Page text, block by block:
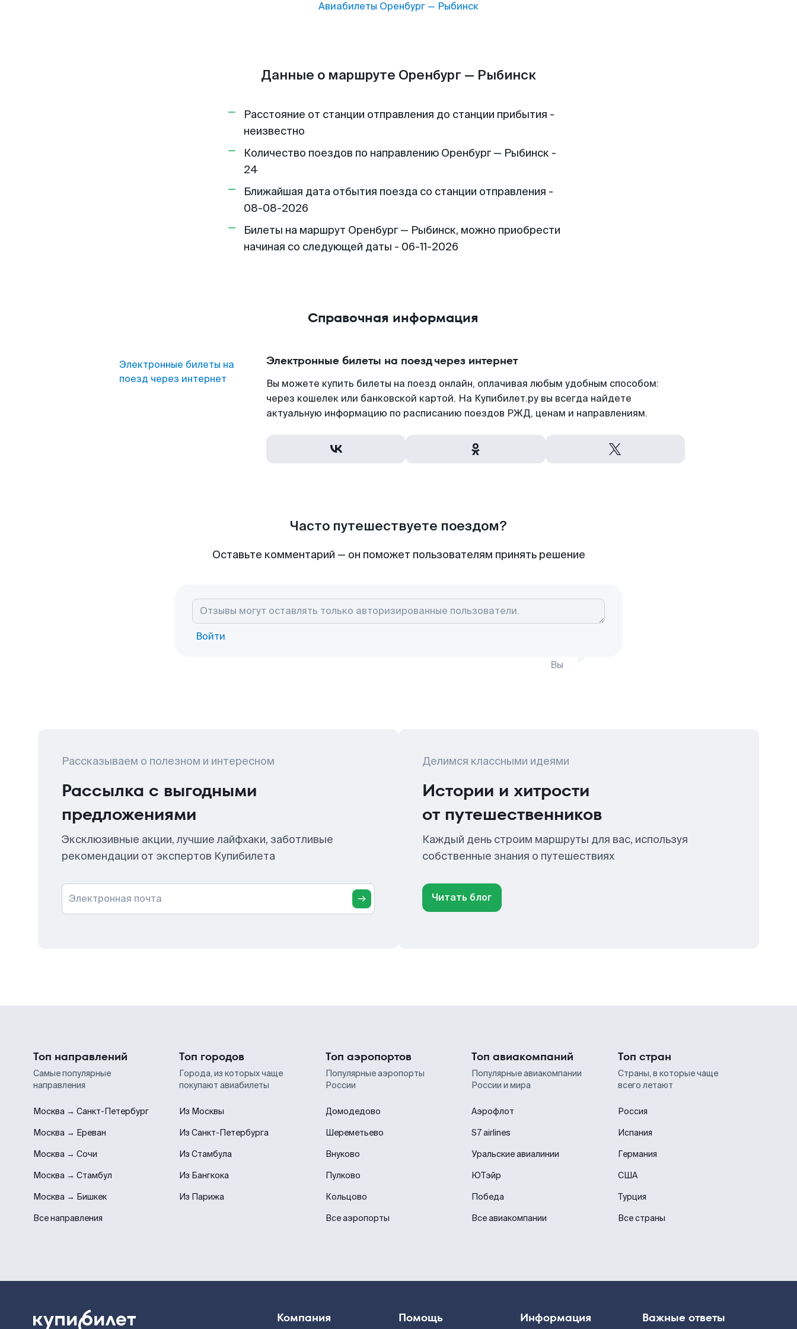
Авиабилеты Оренбург — Рыбинск
Данные о маршруте Оренбург — Рыбинск
Расстояние от станции отправления до станции прибытия -
неизвестно
Количество поездов по направлению Оренбург — Рыбинск -
24
Ближайшая дата отбытия поезда со станции отправления -
08-08-2026
Билеты на маршрут Оренбург — Рыбинск, можно приобрести
начиная со следующей даты - 06-11-2026
Справочная информация
Электронные билеты на
поезд через интернет
Электронные билеты на поезд через интернет
Вы можете купить билеты на поезд онлайн, оплачивая любым удобным способом:
через кошелек или банковской картой. На Купибилет.ру вы всегда найдете
актуальную информацию по расписанию поездов РЖД, ценам и направлениям.
Часто путешествуете поездом?
Оставьте комментарий — он поможет пользователям принять решение
Войти
Вы
Рассказываем о полезном и интересном
Рассылка с выгодными
предложениями
Эксклюзивные акции, лучшие лайфхаки, заботливые
рекомендации от экспертов Купибилета
Электронная почта
Делимся классными идеями
Истории и хитрости
от путешественников
Каждый день строим маршруты для вас, используя
собственные знания о путешествиях
Читать блог
Топ направлений
Самые популярные
направления
Москва → Санкт-Петербург
Москва → Ереван
Москва → Сочи
Москва → Стамбул
Москва → Бишкек
Все направления
Топ городов
Города, из которых чаще
покупают авиабилеты
Из Москвы
Из Санкт-Петербурга
Из Стамбула
Из Бангкока
Из Парижа
Топ аэропортов
Популярные аэропорты
России
Домодедово
Шереметьево
Внуково
Пулково
Кольцово
Все аэропорты
Топ авиакомпаний
Популярные авиакомпании
России и мира
Аэрофлот
S7 airlines
Уральские авиалинии
ЮТэйр
Победа
Все авиакомпании
Топ стран
Страны, в которые чаще
всего летают
Россия
Испания
Германия
США
Турция
Все страны
Компания Помощь Информация Важные ответы